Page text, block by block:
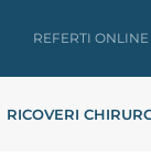
REFERTI ONLINE
RICOVERI